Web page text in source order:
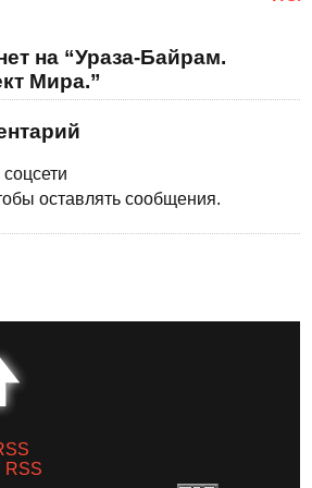
на “Ураза-Байрам.
Мира.”
оставлять сообщения.
RSS